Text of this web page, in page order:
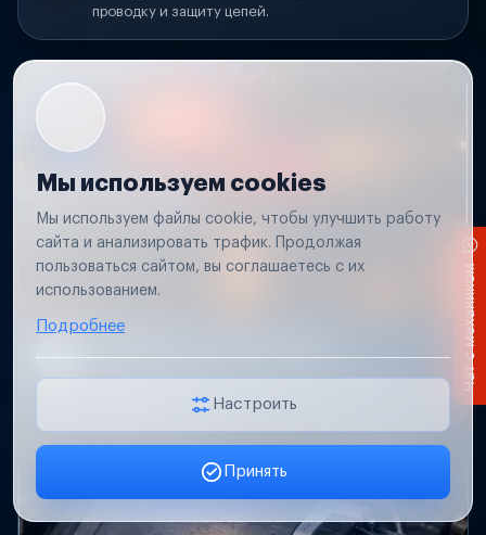
проводку и защиту цепей.
Проверим проводку и разъемы, восстановим
освещение прицепа.
Мы используем cookies
Мы используем файлы cookie, чтобы улучшить работу
сайта и анализировать трафик. Продолжая
пользоваться сайтом, вы соглашаетесь с их
использованием.
Подробнее
Настроить
Принять
Заявка онлайн
Чат с механиком